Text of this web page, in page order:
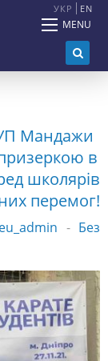
УКР EN
MENU
Мандажи
в
школярів
перемог!
- Без